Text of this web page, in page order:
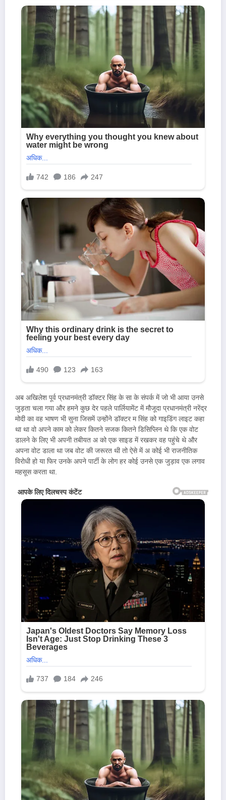
अब अखिलेश पूर्व प्रधानमंत्री डॉक्टर सिंह के सा के संपर्क में जो भी आया उनसे
जुड़ता चला गया और हमने कुछ देर पहले पार्लियामेंट में मौजूदा प्रधानमंत्री नरेंद्र
मोदी का वह भाषण भी सुना जिसमें उन्होंने डॉक्टर म सिंह को गाइडिंग लाइट कहा
था था वो अपने काम को लेकर कितने सजक कितने डिसिप्लिन थे कि एक वोट
डालने के लिए भी अपनी तबीयत अ को एक साइड में रखकर वह पहुंचे थे और
अपना वोट डाला था जब वोट की जरूरत थी तो ऐसे में अ कोई भी राजनीतिक
विरोधी हो या फिर उनके अपने पार्टी के लोग हर कोई उनसे एक जुड़ाव एक लगाव
महसूस करता था.